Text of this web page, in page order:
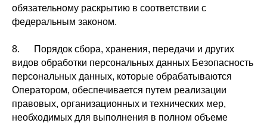
обязательному раскрытию в соответствии с
федеральным законом.
8. Порядок сбора, хранения, передачи и других
видов обработки персональных данных Безопасность
персональных данных, которые обрабатываются
Оператором, обеспечивается путем реализации
правовых, организационных и технических мер,
необходимых для выполнения в полном объеме